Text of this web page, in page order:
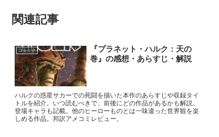
関連記事
コミック
『プラネット・ハルク：天の
巻』の感想・あらすじ・解説
ハルクの惑星サカーでの死闘を描いた本作のあらすじや収録タイ
トルを紹介。いつ読むべきで、前後にどの作品があるかも解説。
登場キャラも記載。他のヒーローものとは一味違った世界観を楽
しめる作品。邦訳アメコミレビュー。